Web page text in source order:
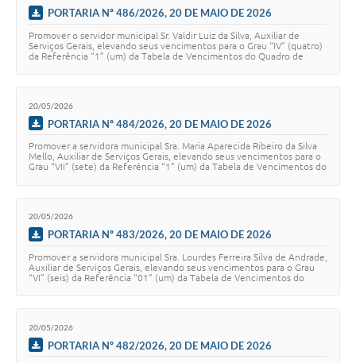
PORTARIA Nº 486/2026, 20 DE MAIO DE 2026
Promover o servidor municipal Sr. Valdir Luiz da Silva, Auxiliar de
Serviços Gerais, elevando seus vencimentos para o Grau “IV” (quatro)
da Referência “1” (um) da Tabela de Vencimentos do Quadro de
20/05/2026
PORTARIA Nº 484/2026, 20 DE MAIO DE 2026
Promover a servidora municipal Sra. Maria Aparecida Ribeiro da Silva
Mello, Auxiliar de Serviços Gerais, elevando seus vencimentos para o
Grau “VII” (sete) da Referência “1” (um) da Tabela de Vencimentos do
20/05/2026
PORTARIA Nº 483/2026, 20 DE MAIO DE 2026
Promover a servidora municipal Sra. Lourdes Ferreira Silva de Andrade,
Auxiliar de Serviços Gerais, elevando seus vencimentos para o Grau
“VI” (seis) da Referência “01” (um) da Tabela de Vencimentos do
20/05/2026
PORTARIA Nº 482/2026, 20 DE MAIO DE 2026